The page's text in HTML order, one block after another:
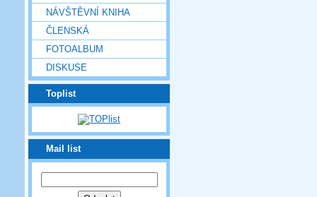
NÁVŠTĚVNÍ KNIHA
ČLENSKÁ
FOTOALBUM
DISKUSE
Toplist
Mail list